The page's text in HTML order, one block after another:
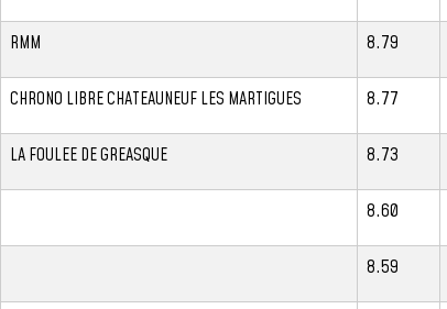
RMM 8.79
CHRONO LIBRE CHATEAUNEUF LES MARTIGUES 8.77
LA FOULEE DE GREASQUE 8.73
8.60
8.59